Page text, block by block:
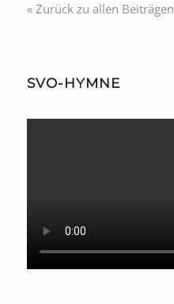
« Zurück zu allen Beiträgen
SVO-HYMNE